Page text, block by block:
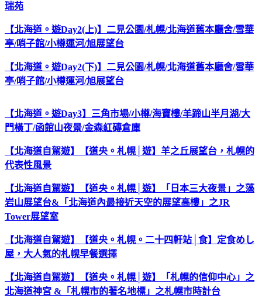
瑞苑
【北海道。遊Day2(上)】二見公園/札幌/北海道舊本廳舍/雪華
亭/哨子館/小樽運河/旭展望台
【北海道。遊Day2(下)】二見公園/札幌/北海道舊本廳舍/雪華
亭/哨子館/小樽運河/旭展望台
【北海道。遊Day3】三角市場/小樽/海寶樓/羊蹄山半月湖/大
門橫丁/函館山夜景/金森紅磚倉庫
【北海道自駕遊】【道央。札幌│遊】羊之丘展望台，札幌的
代表性風景
【北海道自駕遊】【道央。札幌│遊】「日本三大夜景」之藻
岩山展望台&「北海道內最接近天空的展望高樓」之JR
Tower展望室
【北海道自駕遊】【道央。札幌。二十四軒站│食】定食めし
屋，大人氣的札幌早餐選擇
【北海道自駕遊】【道央。札幌│遊】「札幌的信仰中心」之
北海道神宮 &「札幌市的著名地標」之札幌市時計台